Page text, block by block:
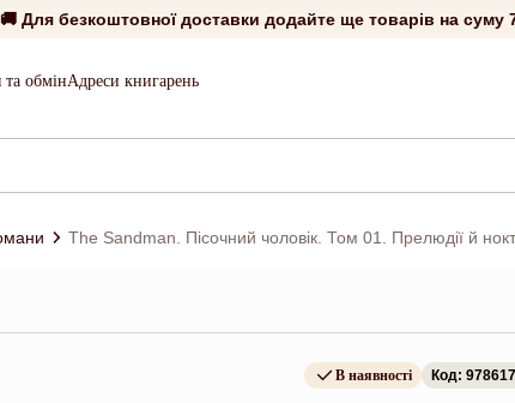
🚚 Для безкоштовної доставки додайте ще товарів на суму
обмінАдреси книгарень
The Sandman. Пісочний чоловік. Том 01. Прелюдії й
В наявності Код: